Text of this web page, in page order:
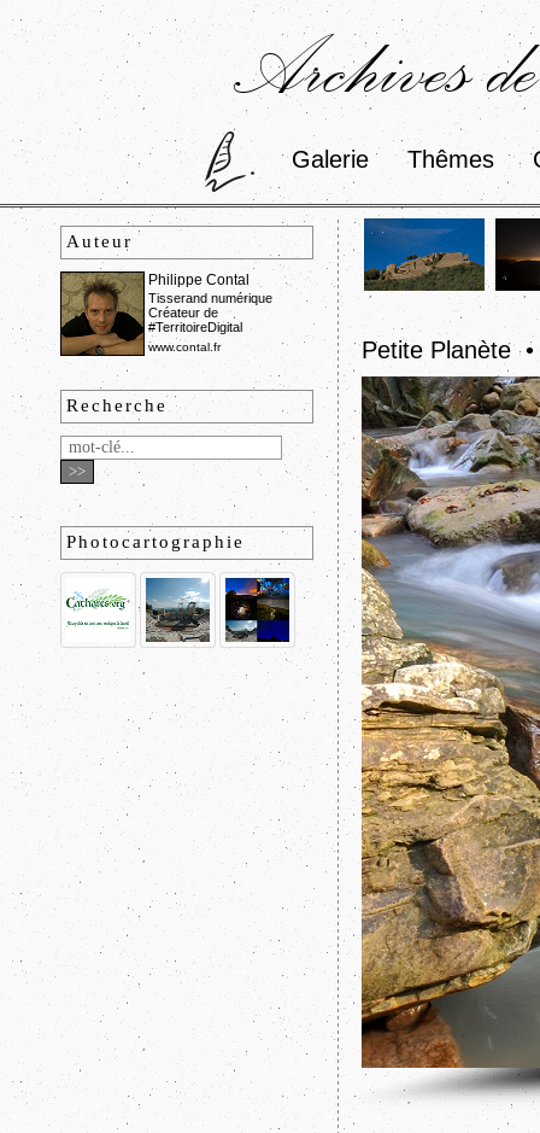
Archives
Galerie Thêmes
Auteur
Philippe Contal
Tisserand numérique
Créateur de
#TerritoireDigital
www.contal.fr
Recherche
Photocartographie
Petite Planète